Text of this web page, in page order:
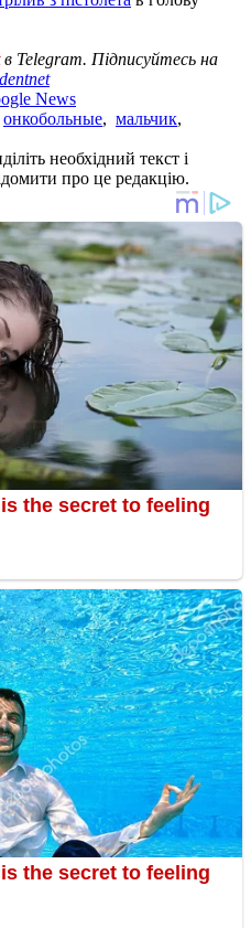
в Telegram. Підписуйтесь на
News
онкобольные, мальчик,
необхідний текст і
про це редакцію.